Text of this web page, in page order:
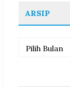
ARSIP
Arsip